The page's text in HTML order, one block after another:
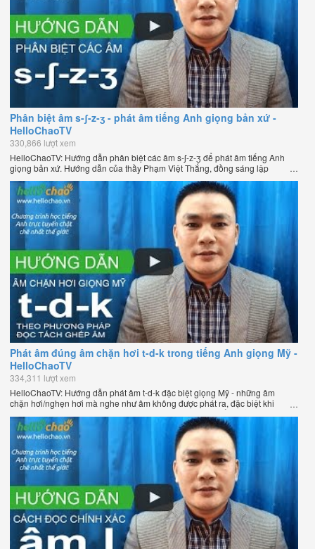
Phân biệt âm s-ʃ-z-ʒ - phát âm tiếng Anh giọng bản xứ -
HelloChaoTV
330,866 lượt xem
HelloChaoTV: Hướng dẫn phân biệt các âm s-ʃ-z-ʒ để phát âm tiếng Anh
giọng bản xứ. Hướng dẫn của thầy Phạm Việt Thắng, đồng sáng lập
HelloChao.vn - Chương trình dạy tiếng Anh trực tuyến chặt chẽ nhất thế
giới.
Phát âm đúng âm chặn hơi t-d-k trong tiếng Anh giọng Mỹ -
HelloChaoTV
334,311 lượt xem
HelloChaoTV: Hướng dẫn phát âm t-d-k đặc biệt giọng Mỹ - những âm
chặn hơi/nghẹn hơi mà nghe như âm không được phát ra, đặc biệt khi
chúng nằm ở cuối từ. Hướng dẫn của thầy Phạm Việt Thắng, đồng sáng
lập HelloChao.vn - Chương trình dạy tiếng Anh trực tuyến chặt chẽ nhất
thế giới.